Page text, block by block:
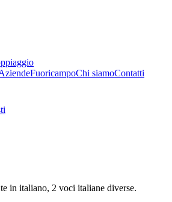
FuoricampoChi siamoContatti
in italiano, 2 voci italiane diverse.